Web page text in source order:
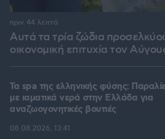
Αυτά τα τρία ζώδια
οικονομική επιτυχία τον
πριν 44 λεπτά
Τα spa της ελληνικής φύσης:
με ιαματικά νερά στην Ελλάδα για
αναζωογονητικές βουτιές
08.08.2026, 13:41